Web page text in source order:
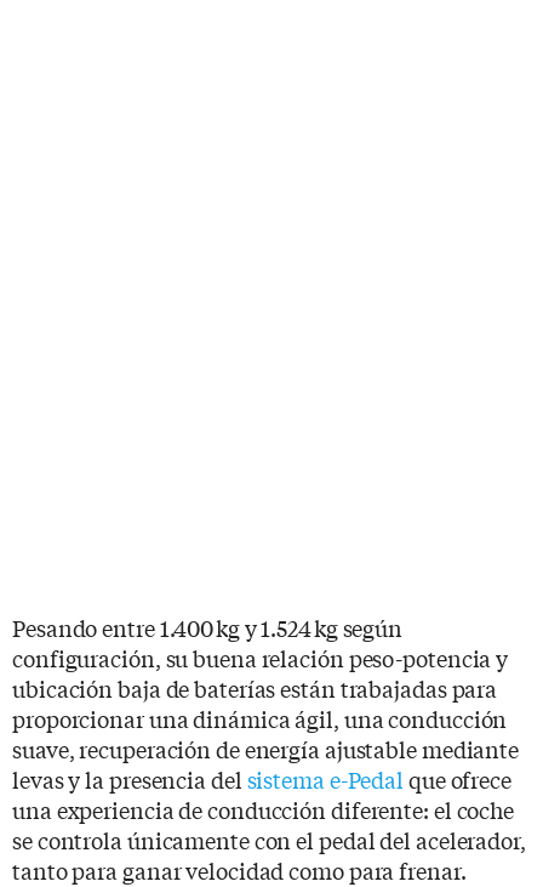
Pesando entre 1.400 kg y 1.524 kg según
configuración, su buena relación peso-potencia y
ubicación baja de baterías están trabajadas para
proporcionar una dinámica ágil, una conducción
suave, recuperación de energía ajustable mediante
levas y la presencia del sistema e-Pedal que ofrece
una experiencia de conducción diferente: el coche
se controla únicamente con el pedal del acelerador,
tanto para ganar velocidad como para frenar.